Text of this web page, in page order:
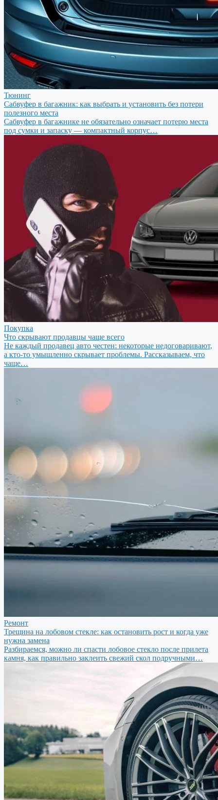
Тюнинг
Сабвуфер в багажник: как выбрать и установить без потери
полезного места
Сабвуфер в багажнике не обязательно означает потерю места
под сумки и запаску — компактный корпус…
Покупка
Что скрывают продавцы чаще всего
Не каждый продавец авто честен: некоторые недоговаривают,
а кто-то умышленно скрывает проблемы. Рассказываем, что
чаще…
Ремонт
Трещина на лобовом стекле: как остановить рост и когда уже
нужна замена
Разбираемся, можно ли спасти лобовое стекло после прилета
камня, как правильно заклеить свежий скол подручными…